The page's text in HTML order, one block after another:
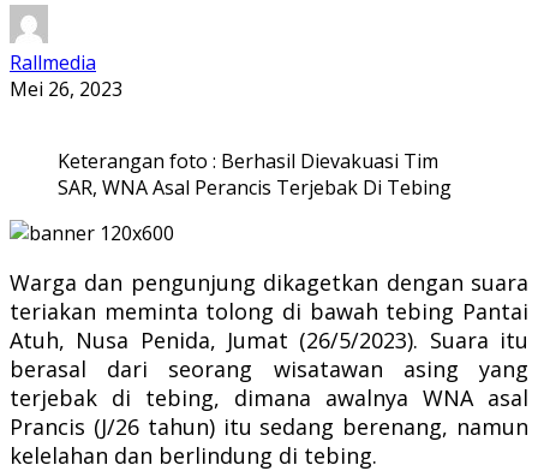
Rallmedia
Mei 26, 2023
Keterangan foto : Berhasil Dievakuasi Tim
SAR, WNA Asal Perancis Terjebak Di Tebing
Warga dan pengunjung dikagetkan dengan suara
teriakan meminta tolong di bawah tebing Pantai
Atuh, Nusa Penida, Jumat (26/5/2023). Suara itu
berasal dari seorang wisatawan asing yang
terjebak di tebing, dimana awalnya WNA asal
Prancis (J/26 tahun) itu sedang berenang, namun
kelelahan dan berlindung di tebing.